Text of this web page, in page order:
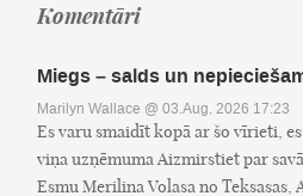
Komentāri
Miegs – salds un
Marilyn Wallace @ 03.Aug, 2026 17:23
Es varu smaidīt kopā ar šo vīrieti,
viņa uzņēmuma Aizmirstiet par
Esmu Merilina Volasa no Teksasas,